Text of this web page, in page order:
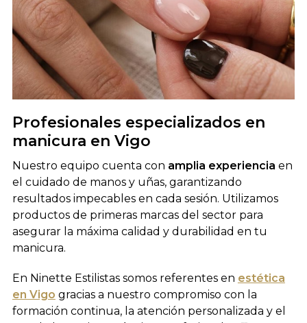
Profesionales especializados en
manicura en Vigo
Nuestro equipo cuenta con amplia experiencia en
el cuidado de manos y uñas, garantizando
resultados impecables en cada sesión. Utilizamos
productos de primeras marcas del sector para
asegurar la máxima calidad y durabilidad en tu
manicura.
En Ninette Estilistas somos referentes en estética
en Vigo gracias a nuestro compromiso con la
formación continua, la atención personalizada y el